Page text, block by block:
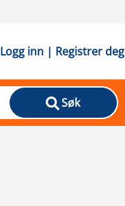
Logg inn | Registrer deg
Søk